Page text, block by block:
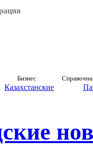
Бизнес
Казахстанские